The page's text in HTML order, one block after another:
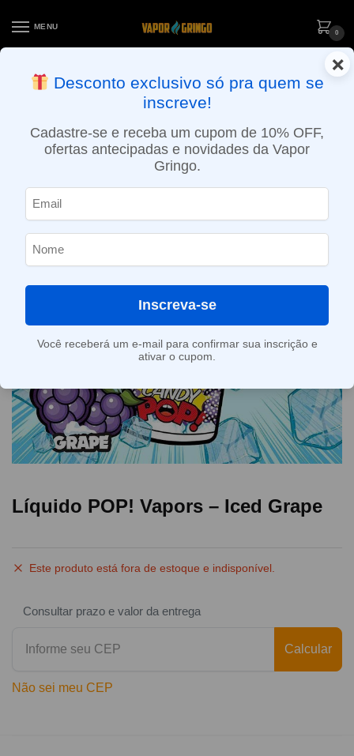
MENU
0
ENTREGA NO MESMO DIA EM SÃO PAULO (SEG A SEX): PEDIDOS
APROVADOS ATÉ 15:30 VIA MOTOBOY
Líquido POP! Vapors – Iced Grape
Este produto está fora de estoque e indisponível.
Consultar prazo e valor da entrega
Calcular
Não sei meu CEP
×
Desconto exclusivo só pra quem se
inscreve!
Cadastre-se e receba um cupom de 10% OFF,
ofertas antecipadas e novidades da Vapor
Gringo.
Inscreva-se
Você receberá um e-mail para confirmar sua inscrição e
ativar o cupom.